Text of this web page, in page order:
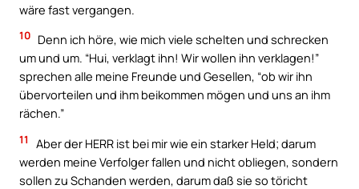
wäre fast vergangen.
10 Denn ich höre, wie mich viele schelten und schrecken
um und um. “Hui, verklagt ihn! Wir wollen ihn verklagen!”
sprechen alle meine Freunde und Gesellen, “ob wir ihn
übervorteilen und ihm beikommen mögen und uns an ihm
rächen.”
11
Aber der HERR ist bei mir wie ein starker Held; darum
werden meine Verfolger fallen und nicht obliegen, sondern
sollen zu Schanden werden, darum daß sie so töricht